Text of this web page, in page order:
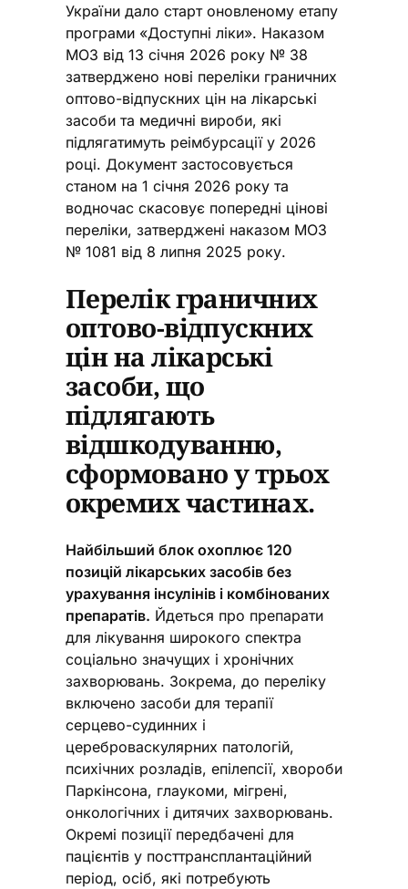
України дало старт оновленому етапу
програми «Доступні ліки». Наказом
МОЗ від 13 січня 2026 року № 38
затверджено нові переліки граничних
оптово-відпускних цін на лікарські
засоби та медичні вироби, які
підлягатимуть реімбурсації у 2026
році. Документ застосовується
станом на 1 січня 2026 року та
водночас скасовує попередні цінові
переліки, затверджені наказом МОЗ
№ 1081 від 8 липня 2025 року.
Перелік граничних
оптово-відпускних
цін на лікарські
засоби, що
підлягають
відшкодуванню,
сформовано у трьох
окремих частинах.
Найбільший блок охоплює 120
позицій лікарських засобів без
урахування інсулінів і комбінованих
препаратів. Йдеться про препарати
для лікування широкого спектра
соціально значущих і хронічних
захворювань. Зокрема, до переліку
включено засоби для терапії
серцево-судинних і
цереброваскулярних патологій,
психічних розладів, епілепсії, хвороби
Паркінсона, глаукоми, мігрені,
онкологічних і дитячих захворювань.
Окремі позиції передбачені для
пацієнтів у посттрансплантаційний
період, осіб, які потребують